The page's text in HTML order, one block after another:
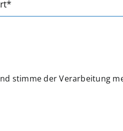
stimme der Verarbeitung